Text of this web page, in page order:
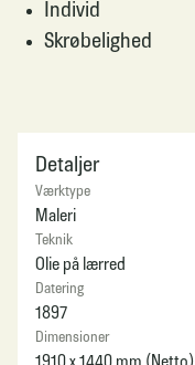
Individ
Skrøbelighed
Detaljer
Værktype
Maleri
Teknik
Olie på lærred
Datering
1897
Dimensioner